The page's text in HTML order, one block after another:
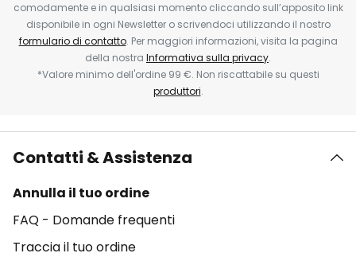
comodamente e in qualsiasi momento cliccando sull’apposito link
disponibile in ogni Newsletter o scrivendoci utilizzando il nostro
formulario di contatto. Per maggiori informazioni, visita la pagina
della nostra Informativa sulla privacy.
*Valore minimo dell'ordine 99 €. Non riscattabile su questi
produttori.
Contatti & Assistenza
Annulla il tuo ordine
FAQ - Domande frequenti
Traccia il tuo ordine